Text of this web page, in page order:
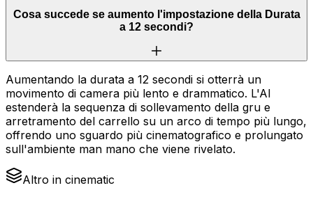
Cosa succede se aumento l'impostazione della Durata
a 12 secondi?
Aumentando la durata a 12 secondi si otterrà un
movimento di camera più lento e drammatico. L'AI
estenderà la sequenza di sollevamento della gru e
arretramento del carrello su un arco di tempo più lungo,
offrendo uno sguardo più cinematografico e prolungato
sull'ambiente man mano che viene rivelato.
Altro in cinematic